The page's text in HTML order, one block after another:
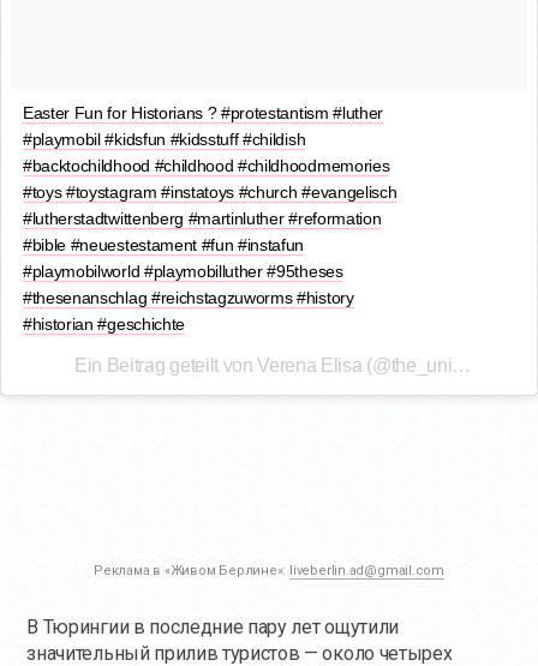
Easter Fun for Historians ? #protestantism #luther
#playmobil #kidsfun #kidsstuff #childish
#backtochildhood #childhood #childhoodmemories
#toys #toystagram #instatoys #church #evangelisch
#lutherstadtwittenberg #martinluther #reformation
#bible #neuestestament #fun #instafun
#playmobilworld #playmobilluther #95theses
#thesenanschlag #reichstagzuworms #history
#historian #geschichte
Ein Beitrag geteilt von Verena Elisa (@the_unique_wave) am
Реклама в «Живом Берлине»: liveberlin.ad@gmail.com
В Тюрингии в последние пару лет ощутили
значительный прилив туристов — около четырех